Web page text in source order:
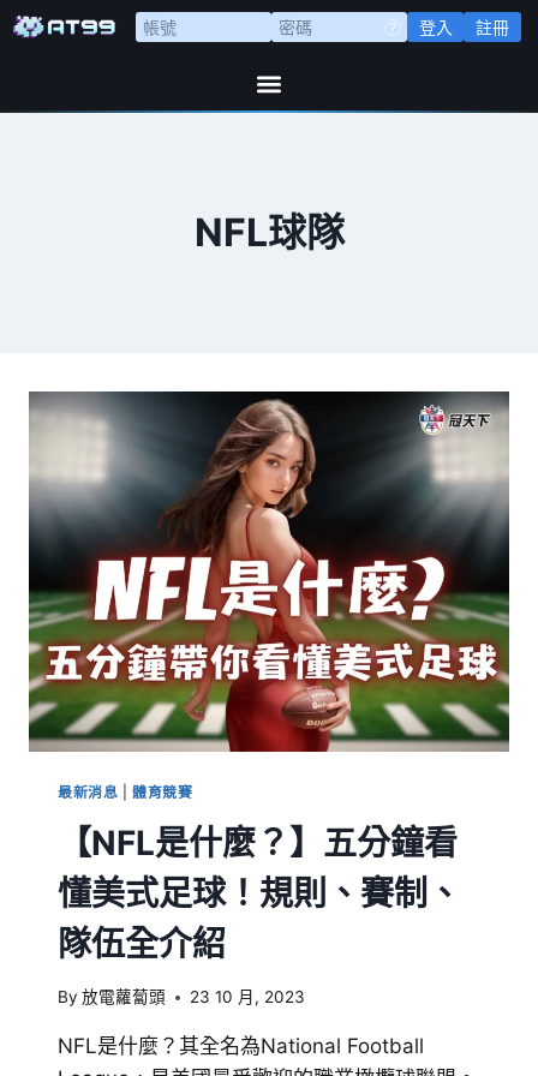
登入 註冊
NFL球隊
最新消息 |體育競賽
【NFL是什麼？】五分鐘看
懂美式足球！規則、賽制、
隊伍全介紹
By 放電蘿蔔頭 23 10 月, 2023
NFL是什麼？其全名為National Football